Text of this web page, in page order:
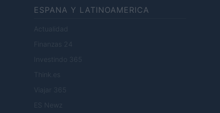
ESPANA Y LATINOAMERICA
Actualidad
Finanzas 24
Investindo 365
Think.es
Viajar 365
ES Newz